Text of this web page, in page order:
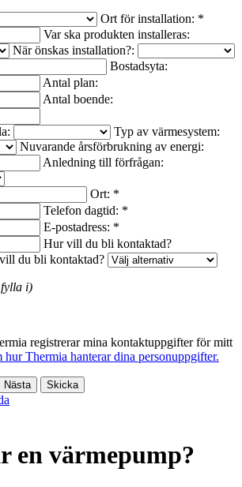
Ort för installation: *
Var ska produkten installeras:
När önskas installation?:
Bostadsyta:
Antal plan:
Antal boende:
Typ av värmesystem:
Nuvarande årsförbrukning av energi:
Anledning till förfrågan:
Ort: *
Telefon dagtid: *
E-postadress: *
Hur vill du bli kontaktad?
du bli kontaktad?
i)
registrerar mina kontaktuppgifter för mitt
hur Thermia hanterar dina personuppgifter.
en värmepump?